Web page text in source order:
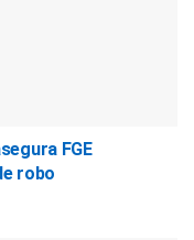
FGE
robo